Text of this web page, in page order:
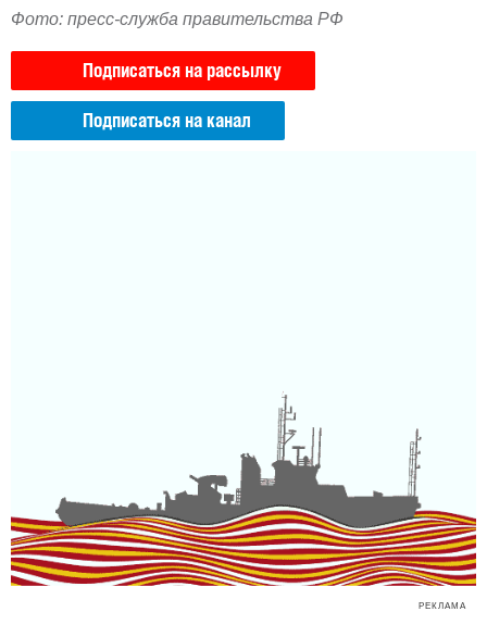
Фото: пресс-служба правительства РФ
Подписаться на рассылку
Подписаться на канал
РЕКЛАМА